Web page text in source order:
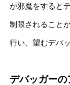
が邪魔をすると
制限されること
行い、望むデバ
デバッガー